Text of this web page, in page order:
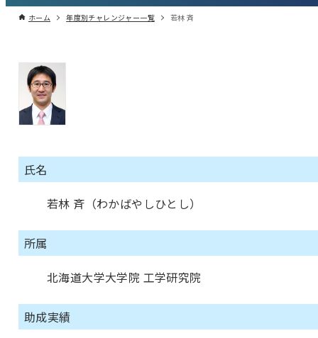
ホーム 年度別チャレンジャー一覧 若林 斉
氏名
若林 斉（わかばやしひとし）
所属
北海道大学大学院 工学研究院
助成実績